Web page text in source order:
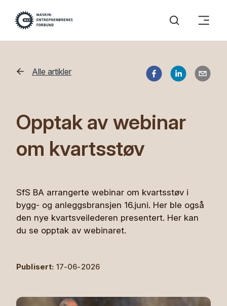
Alle artikler
Opptak av webinar
om kvartsstøv
SfS BA arrangerte webinar om kvartsstøv i
bygg- og anleggsbransjen 16.juni. Her ble også
den nye kvartsveilederen presentert. Her kan
du se opptak av webinaret.
Publisert: 17-06-2026